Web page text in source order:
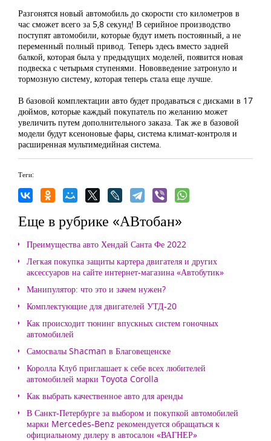
Разгонятся новый автомобиль до скорости сто километров в
час сможет всего за 5,8 секунд! В серийное производство
поступят автомобили, которые будут иметь постоянный, а не
переменный полный привод. Теперь здесь вместо задней
балкой, которая была у предыдущих моделей, появится новая
подвеска с четырьмя ступенями. Нововведение затронуло и
тормозную систему, которая теперь стала еще лучше.
В базовой комплектации авто будет продаваться с дисками в 17
дюймов, которые каждый покупатель по желанию может
увеличить путем дополнительного заказа. Так же в базовой
модели будут ксеноновые фары, система климат-контроля и
расширенная мультимедийная система.
Теги:
Еще в рубрике «АВтобан»
Преимущества авто Хендай Санта Фе 2022
Легкая покупка защиты картера двигателя и других
аксессуаров на сайте интернет-магазина «Автобутик»
Манипулятор: что это и зачем нужен?
Комплектующие для двигателей УТД-20
Как происходит тюнинг впускных систем гоночных
автомобилей
Самосвалы Shacman в Благовещенске
Королла Клуб приглашает к себе всех любителей
автомобилей марки Toyota Corolla
Как выбрать качественное авто для аренды
В Санкт-Петербурге за выбором и покупкой автомобилей
марки Mercedes-Benz рекомендуется обращаться к
официальному дилеру в автосалон «ВАГНЕР»